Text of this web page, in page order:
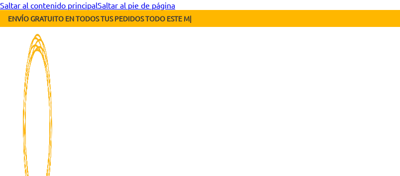
Saltar al contenido principalSaltar al pie de página
ENVÍO GRATUITO EN TODOS T|